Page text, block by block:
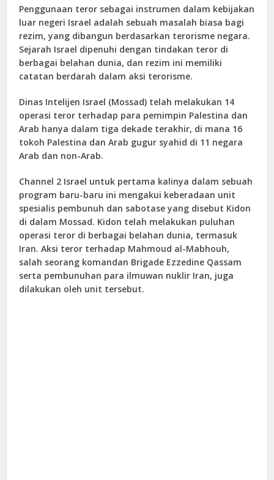
Penggunaan teror sebagai instrumen dalam kebijakan
luar negeri Israel adalah sebuah masalah biasa bagi
rezim, yang dibangun berdasarkan terorisme negara.
Sejarah Israel dipenuhi dengan tindakan teror di
berbagai belahan dunia, dan rezim ini memiliki
catatan berdarah dalam aksi terorisme.
Dinas Intelijen Israel (Mossad) telah melakukan 14
operasi teror terhadap para pemimpin Palestina dan
Arab hanya dalam tiga dekade terakhir, di mana 16
tokoh Palestina dan Arab gugur syahid di 11 negara
Arab dan non-Arab.
Channel 2 Israel untuk pertama kalinya dalam sebuah
program baru-baru ini mengakui keberadaan unit
spesialis pembunuh dan sabotase yang disebut Kidon
di dalam Mossad. Kidon telah melakukan puluhan
operasi teror di berbagai belahan dunia, termasuk
Iran. Aksi teror terhadap Mahmoud al-Mabhouh,
salah seorang komandan Brigade Ezzedine Qassam
serta pembunuhan para ilmuwan nuklir Iran, juga
dilakukan oleh unit tersebut.